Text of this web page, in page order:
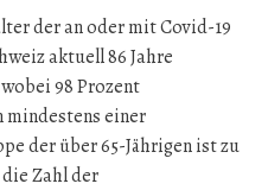
der an oder mit Covid-19
aktuell 86 Jahre
98 Prozent
mindestens einer
der über 65-Jährigen ist zu
Zahl der